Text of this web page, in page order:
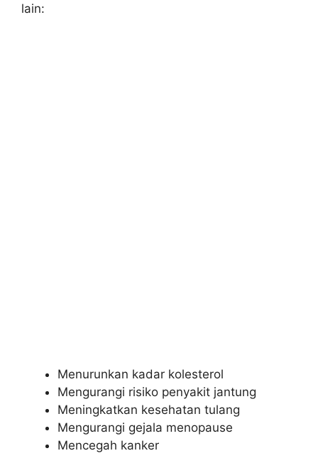
lain:
Menurunkan kadar kolesterol
Mengurangi risiko penyakit jantung
Meningkatkan kesehatan tulang
Mengurangi gejala menopause
Mencegah kanker